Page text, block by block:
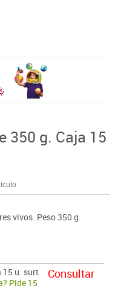
350 g. Caja 15
vivos. Peso 350 g.
u. surt.
Pide 15
Consultar